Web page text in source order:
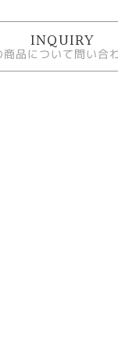
INQUIRY
商品について問い合